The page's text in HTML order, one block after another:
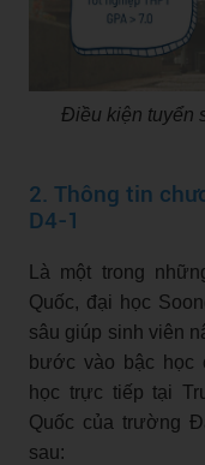
Điều kiện tuyển
2. Thông tin
D4-1
Là một trong
Quốc, đại học
sâu giúp sinh viên
bước vào bậc học
học trực tiếp tại
Quốc của trường
sau: